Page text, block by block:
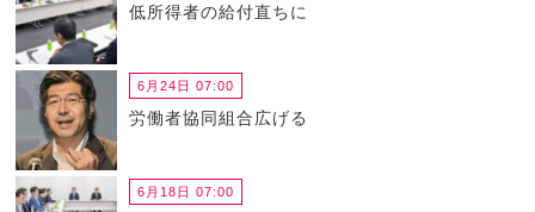
低所得者の給付直ちに
6月24日 07:00
労働者協同組合広げる
6月18日 07:00